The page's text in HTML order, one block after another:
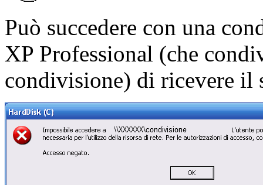
Può succedere con una
XP Professional (che
condivisione) di ricevere il